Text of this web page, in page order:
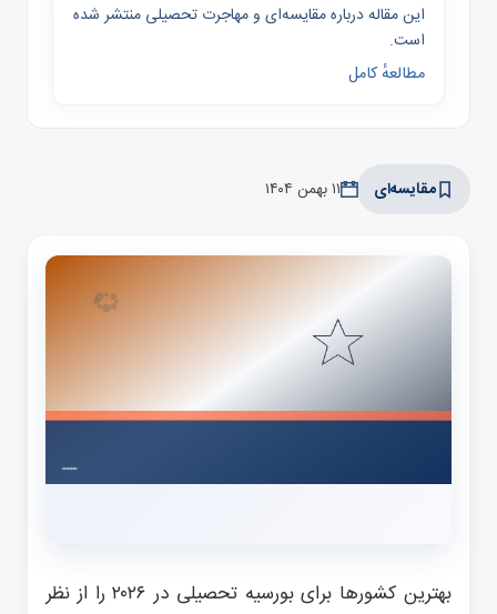
این مقاله درباره مقایسه‌ای و مهاجرت تحصیلی منتشر شده
است.
مطالعهٔ کامل
مقایسه‌ای ۱۱ بهمن ۱۴۰۴
بهترین کشورها برای بورسیه تحصیلی در ۲۰۲۶ را از نظر